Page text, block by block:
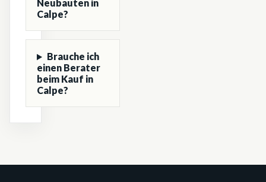
Neubauten in
Calpe?
Brauche ich
einen Berater
beim Kauf in
Calpe?